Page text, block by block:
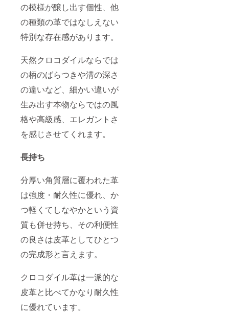
の模様が醸し出す個性、他
の種類の革ではなしえない
特別な存在感があります。
天然クロコダイルならでは
の柄のばらつきや溝の深さ
の違いなど、細かい違いが
生み出す本物ならではの風
格や高級感、エレガントさ
を感じさせてくれます。
長持ち
分厚い角質層に覆われた革
は強度・耐久性に優れ、か
つ軽くてしなやかという資
質も併せ持ち、その利便性
の良さは皮革としてひとつ
の完成形と言えます。
クロコダイル革は一派的な
皮革と比べてかなり耐久性
に優れています。